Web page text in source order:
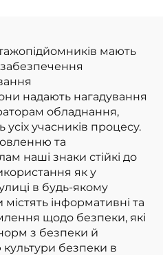
зрідженому
нафтовому газі
вантажопідйомністю
мають
надають нагадування
обладнання,
учасників процесу.
та
наші знаки стійкі до
як у
в будь-якому
інформативні та
щодо безпеки, які
з безпеки й
безпеки в